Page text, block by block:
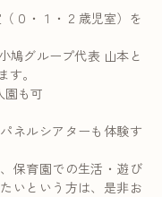
０・１・２歳児室）を
鳩グループ代表 山本と
。
園も可
ネルシアターも体験す
保育園での生活・遊び
いという方は、是非お